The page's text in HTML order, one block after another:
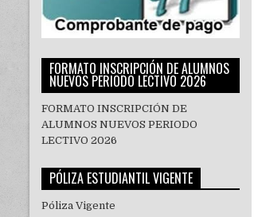
FORMATO INSCRIPCIÓN DE ALUMNOS
NUEVOS PERIODO LECTIVO 2026
FORMATO INSCRIPCIÓN DE
ALUMNOS NUEVOS PERIODO
LECTIVO 2026
PÓLIZA ESTUDIANTIL VIGENTE
Póliza Vigente